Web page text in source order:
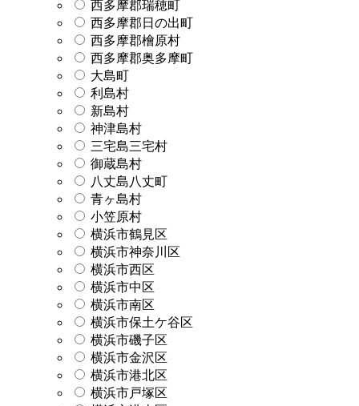
西多摩郡瑞穂町
西多摩郡日の出町
西多摩郡檜原村
西多摩郡奥多摩町
大島町
利島村
新島村
神津島村
三宅島三宅村
御蔵島村
八丈島八丈町
青ヶ島村
小笠原村
横浜市鶴見区
横浜市神奈川区
横浜市西区
横浜市中区
横浜市南区
横浜市保土ケ谷区
横浜市磯子区
横浜市金沢区
横浜市港北区
横浜市戸塚区